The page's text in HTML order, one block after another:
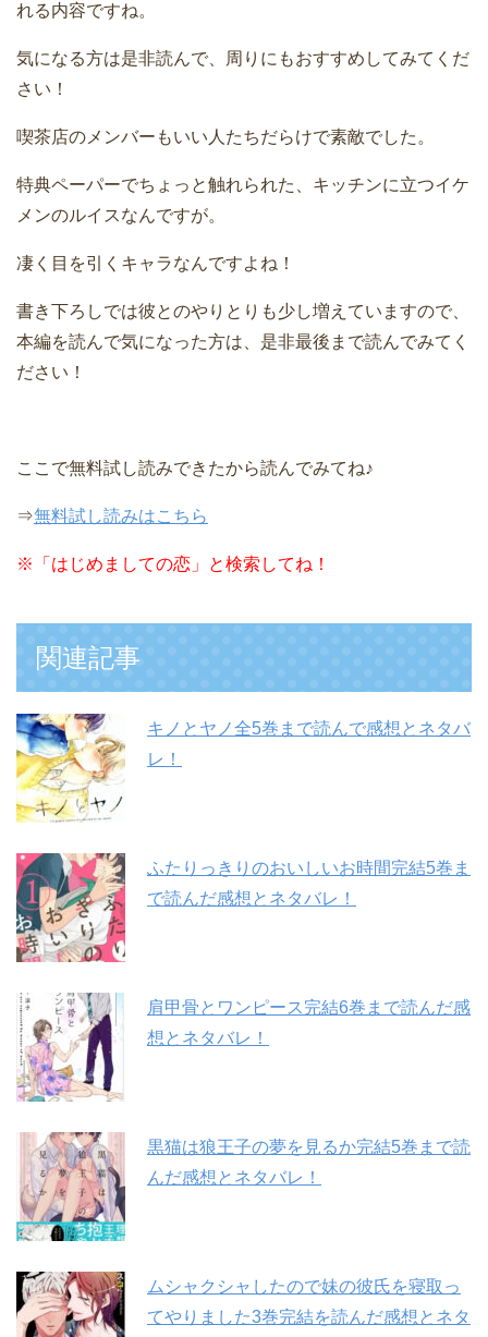
れる内容ですね。
気になる方は是非読んで、周りにもおすすめしてみてくだ
さい！
喫茶店のメンバーもいい人たちだらけで素敵でした。
特典ペーパーでちょっと触れられた、キッチンに立つイケ
メンのルイスなんですが。
凄く目を引くキャラなんですよね！
書き下ろしでは彼とのやりとりも少し増えていますので、
本編を読んで気になった方は、是非最後まで読んでみてく
ださい！
ここで無料試し読みできたから読んでみてね♪
⇒無料試し読みはこちら
※ 「はじめましての恋」と検索してね！
関連記事
キノとヤノ全5巻まで読んで感想とネタバ
レ！
ふたりっきりのおいしいお時間完結5巻ま
で読んだ感想とネタバレ！
肩甲骨とワンピース完結6巻まで読んだ感
想とネタバレ！
黒猫は狼王子の夢を見るか完結5巻まで読
んだ感想とネタバレ！
ムシャクシャしたので妹の彼氏を寝取っ
てやりました3巻完結を読んだ感想とネタ